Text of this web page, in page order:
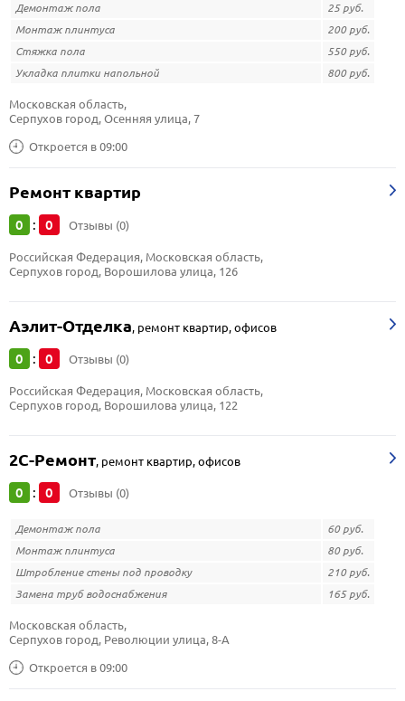
Демонтаж пола
25 руб.
Монтаж плинтуса
200 руб.
Стяжка пола
550 руб.
Укладка плитки напольной
800 руб.
Откроется в 09:00
Московская область,
Серпухов город, Осенняя улица, 7
Ремонт квартир
0 : 0 Отзывы (0)
Российская Федерация, Московская область,
Серпухов город, Ворошилова улица, 126
Аэлит-Отделка, ремонт квартир, офисов
0 : 0 Отзывы (0)
Российская Федерация, Московская область,
Серпухов город, Ворошилова улица, 122
2С-Ремонт, ремонт квартир, офисов
0 : 0 Отзывы (0)
Демонтаж пола
60 руб.
Монтаж плинтуса
80 руб.
Штробление стены под проводку
210 руб.
Замена труб водоснабжения
165 руб.
Откроется в 09:00
Московская область,
Серпухов город, Революции улица, 8-А